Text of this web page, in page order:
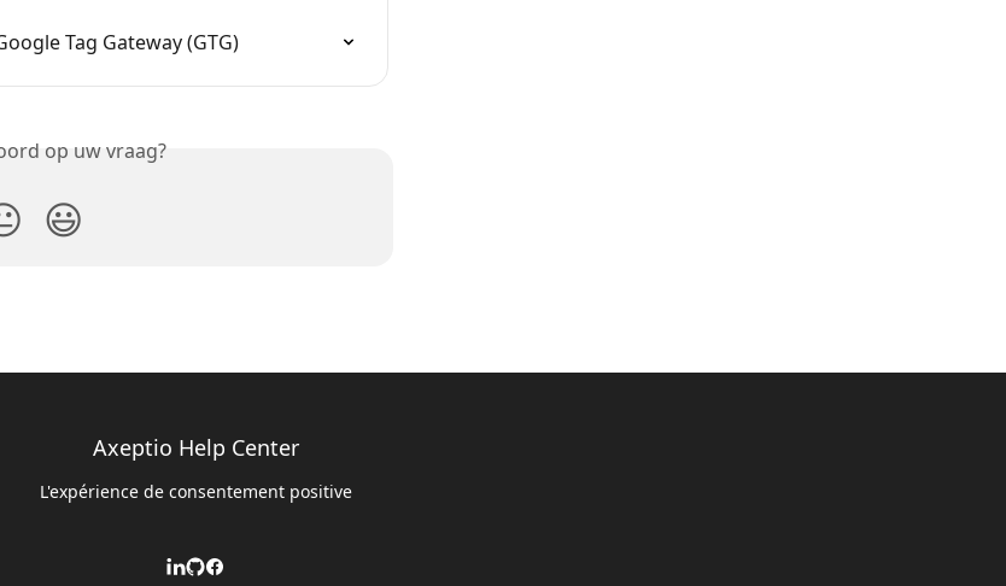
Tag Gateway (GTG)
op uw vraag?
😃
Axeptio Help Center
L'expérience de consentement positive